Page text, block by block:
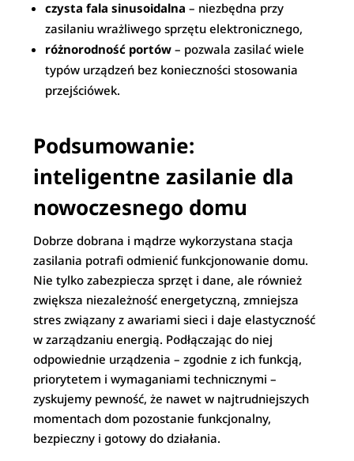
czysta fala sinusoidalna – niezbędna przy
zasilaniu wrażliwego sprzętu elektronicznego,
różnorodność portów – pozwala zasilać wiele
typów urządzeń bez konieczności stosowania
przejściówek.
Podsumowanie:
inteligentne zasilanie dla
nowoczesnego domu
Dobrze dobrana i mądrze wykorzystana stacja
zasilania potrafi odmienić funkcjonowanie domu.
Nie tylko zabezpiecza sprzęt i dane, ale również
zwiększa niezależność energetyczną, zmniejsza
stres związany z awariami sieci i daje elastyczność
w zarządzaniu energią. Podłączając do niej
odpowiednie urządzenia – zgodnie z ich funkcją,
priorytetem i wymaganiami technicznymi –
zyskujemy pewność, że nawet w najtrudniejszych
momentach dom pozostanie funkcjonalny,
bezpieczny i gotowy do działania.